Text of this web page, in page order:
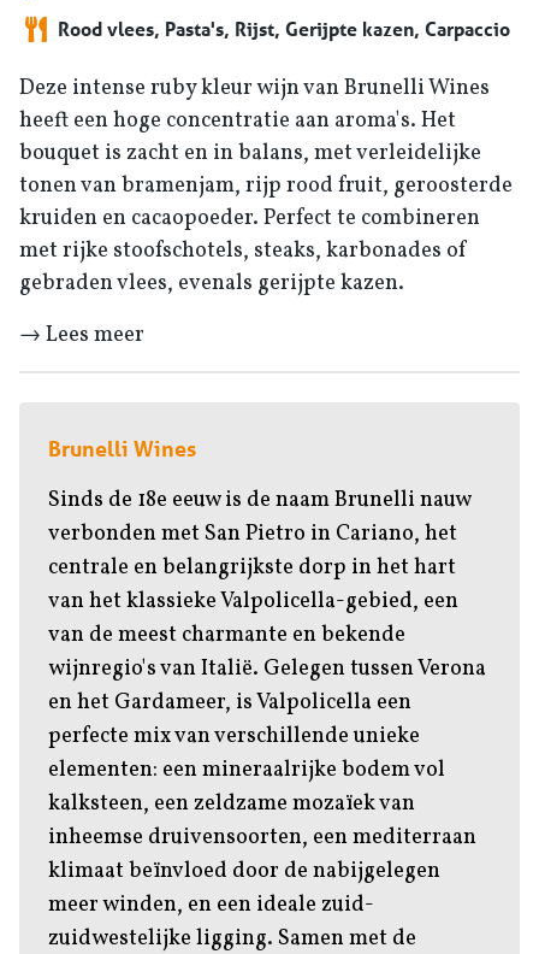
Rood vlees, Pasta's, Rijst, Gerijpte kazen, Carpaccio
Deze intense ruby kleur wijn van Brunelli Wines
heeft een hoge concentratie aan aroma's. Het
bouquet is zacht en in balans, met verleidelijke
tonen van bramenjam, rijp rood fruit, geroosterde
kruiden en cacaopoeder. Perfect te combineren
met rijke stoofschotels, steaks, karbonades of
gebraden vlees, evenals gerijpte kazen.
→ Lees meer
Brunelli Wines
Sinds de 18e eeuw is de naam Brunelli nauw
verbonden met San Pietro in Cariano, het
centrale en belangrijkste dorp in het hart
van het klassieke Valpolicella-gebied, een
van de meest charmante en bekende
wijnregio's van Italië. Gelegen tussen Verona
en het Gardameer, is Valpolicella een
perfecte mix van verschillende unieke
elementen: een mineraalrijke bodem vol
kalksteen, een zeldzame mozaïek van
inheemse druivensoorten, een mediterraan
klimaat beïnvloed door de nabijgelegen
meer winden, en een ideale zuid-
zuidwestelijke ligging. Samen met de